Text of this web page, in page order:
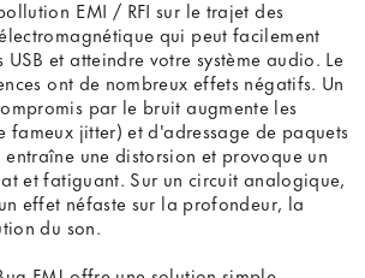
EMI / RFI sur le trajet des
qui peut facilement
et atteindre votre système audio. Le
ont de nombreux effets négatifs. Un
par le bruit augmente les
fameux jitter) et d'adressage de paquets
une distorsion et provoque un
et fatiguant. Sur un circuit analogique,
effet néfaste sur la profondeur, la
du son.